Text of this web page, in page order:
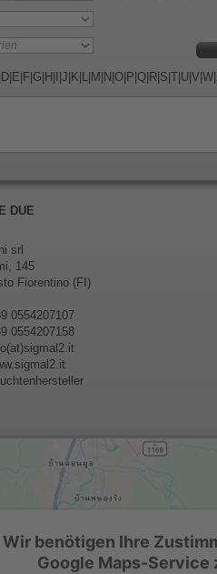
D E F G H J K L M N O P Q R S T U V W
DUE
srl
145
Fiorentino (FI)
0554207107
0554207158
Wir benötigen Ihre
Google Maps-Service